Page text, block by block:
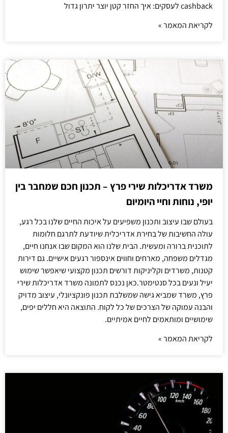
cashback לעסקים: איך החזר קטן יוצר יתרון גדול
לקריאת המאמר »
משרד אדריכלות שירי פרץ – תכנון חכם שמחבר בין
יופי, נוחות וחיי היומיום
בעולם שבו עיצוב ותכנון משפיעים על איכות החיים שלנו בכל רגע,
עולה החשיבות של בחירת אדריכלית שיודעת לתרגם חלומות
לתוכנית ברורה ומעשית. הבית שלנו הוא המקום שבו אנחנו חיים,
מגדלים משפחה, מארחים וחווים אינספור רגעים אישיים. גם דירות
קטנות, משרדים וקליניקות דורשים תכנון מקצועי שיאפשר שימוש
יעיל ונעים בכל סנטימטר.כאן נכנס לתמונה משרד אדריכלות שירי
פרץ, משרד שמביא גישה שמשלבת תכנון פונקציונלי, עיצוב מדויק
והבנה עמוקה של הצרכים של כל לקוח. התוצאה היא חללים יפים,
שימושיים ומותאמים לחיים אמיתיים.
לקריאת המאמר »